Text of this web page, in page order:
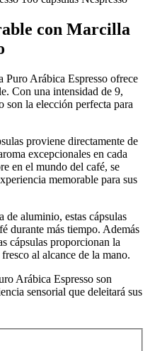
con Marcilla
Puro Arábica Espresso ofrece
Con una intensidad de 9,
son la elección perfecta para
proviene directamente de
excepcionales en cada
en el mundo del café, se
memorable para sus
de aluminio, estas cápsulas
durante más tiempo. Además
cápsulas proporcionan la
al alcance de la mano.
Arábica Espresso son
sensorial que deleitará sus